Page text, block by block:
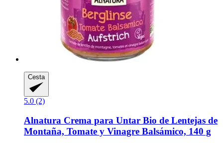
Cesta
5.0 (2)
Alnatura Crema para Untar Bio de Lentejas de
Montaña, Tomate y Vinagre Balsámico, 140 g